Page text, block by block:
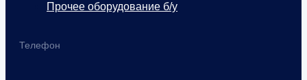
Телефон
Прочее оборудование б/у